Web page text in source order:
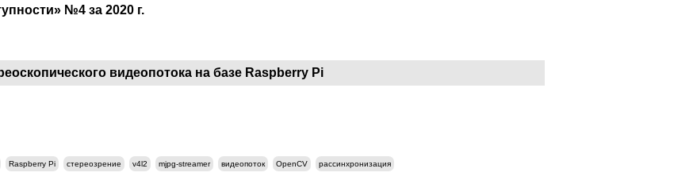
№4 за 2020 г.
видеопотока на базе Raspberry Pi
Raspberry Pi стереозрение v4l2 mjpg-streamer видеопоток OpenCV рассинхронизация